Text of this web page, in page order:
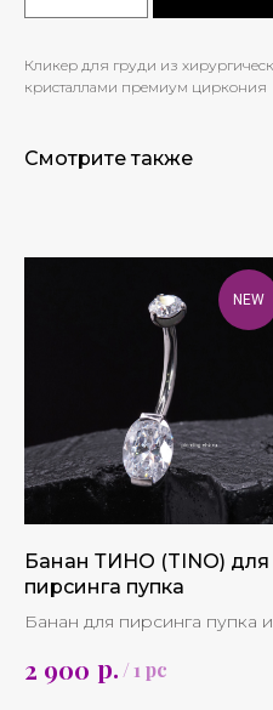
Кликер для груди из
кристаллами премиум циркония
Смотрите также
NEW
Банан ТИНО (TINO) для
пирсинга пупка
Банан для пирсинга пупка
циркония
2 900 р./1 pc